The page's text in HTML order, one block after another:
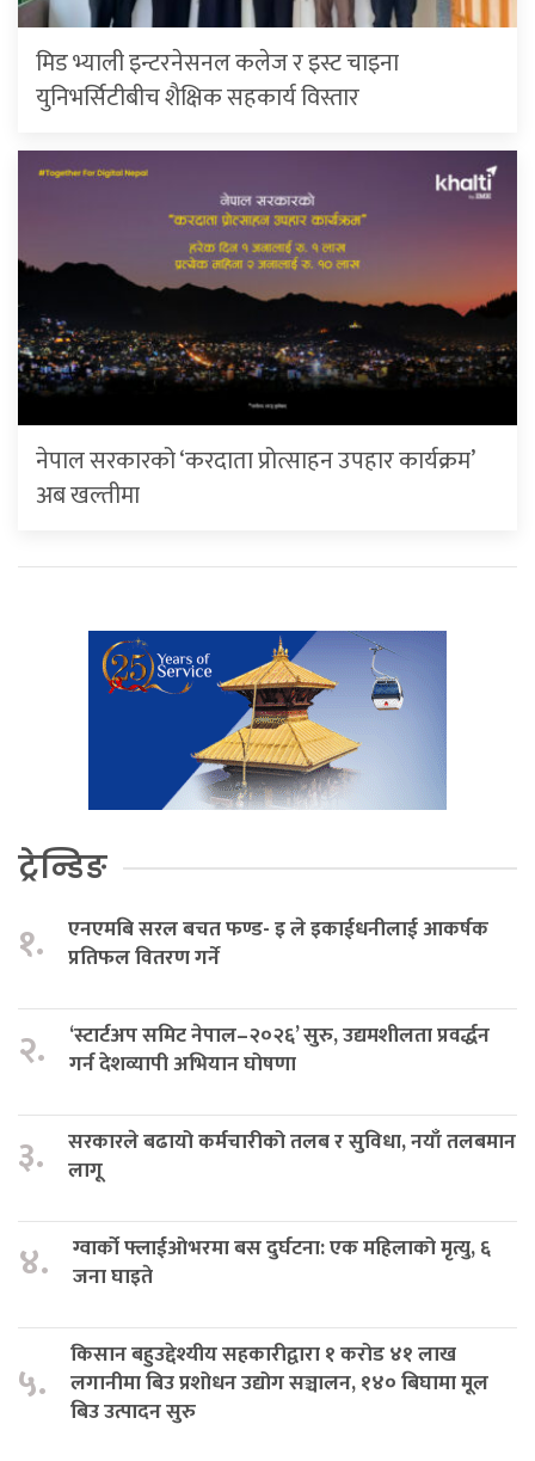
मिड भ्याली इन्टरनेसनल कलेज र इस्ट चाइना
युनिभर्सिटीबीच शैक्षिक सहकार्य विस्तार
नेपाल सरकारको ‘करदाता प्रोत्साहन उपहार कार्यक्रम’
अब खल्तीमा
ट्रेन्डिङ
१.
एनएमबि सरल बचत फण्ड- इ ले इकाईधनीलाई आकर्षक
प्रतिफल वितरण गर्ने
२.
‘स्टार्टअप समिट नेपाल–२०२६’ सुरु, उद्यमशीलता प्रवर्द्धन
गर्न देशव्यापी अभियान घोषणा
३.
सरकारले बढायो कर्मचारीको तलब र सुविधा, नयाँ तलबमान
लागू
४.
ग्वार्को फ्लाईओभरमा बस दुर्घटना: एक महिलाको मृत्यु, ६
जना घाइते
५.
किसान बहुउद्देश्यीय सहकारीद्वारा १ करोड ४१ लाख
लगानीमा बिउ प्रशोधन उद्योग सञ्चालन, १४० बिघामा मूल
बिउ उत्पादन सुरु